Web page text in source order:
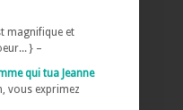
magnifique et
} –
qui tua Jeanne
vous exprimez